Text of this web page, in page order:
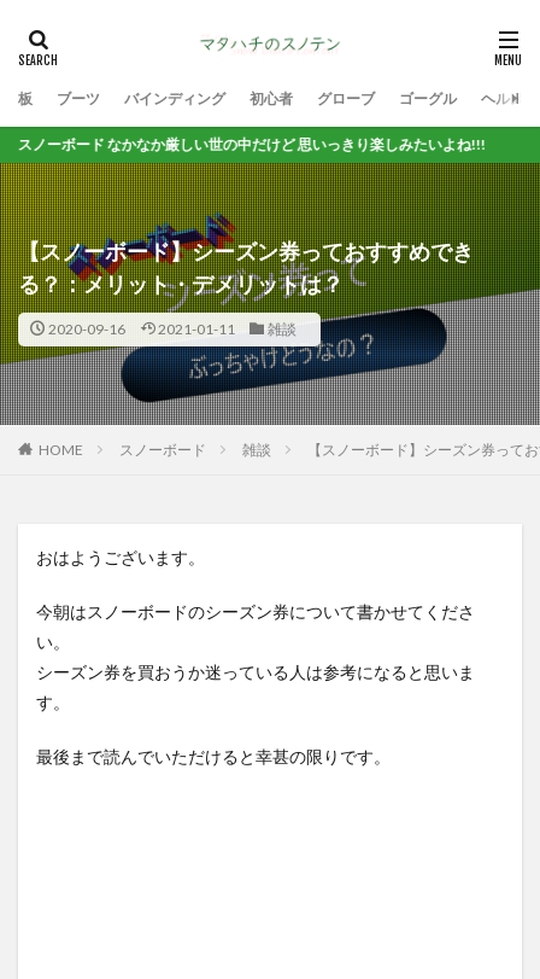
板 ブーツ バインディング 初心者 グローブ ゴーグル ヘルメ
なかなか厳しい世の中だけど 思いっきり楽しみたいよね!!!
【スノーボード】シーズン券っておすすめでき
る？：メリット・デメリットは？
2020-09-16 2021-01-11 雑談
HOME スノーボード 雑談 【スノーボード】シーズン券って
おはようございます。
今朝はスノーボードのシーズン券について書かせてくださ
い。
シーズン券を買おうか迷っている人は参考になると思いま
す。
最後まで読んでいただけると幸甚の限りです。